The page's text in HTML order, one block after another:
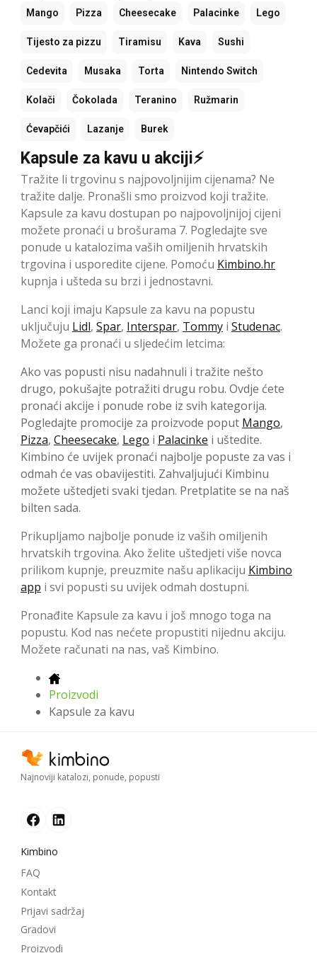
Mango Pizza Cheesecake Palacinke Lego
Tijesto za pizzu Tiramisu Kava Sushi
Cedevita Musaka Torta Nintendo Switch
Kolači Čokolada Teranino Ružmarin
Ćevapčići Lazanje Burek
Kapsule za kavu u akciji⚡
Tražite li trgovinu s najpovoljnijim cijenama? Ne
tražite dalje. Pronašli smo proizvod koji tražite.
Kapsule za kavu dostupan po najpovoljnijoj cijeni
možete pronaći u brošurama 7. Pogledajte sve
ponude u katalozima vaših omiljenih hrvatskih
trgovina i usporedite cijene. Pomoću Kimbino.hr
kupnja i ušteda su brzi i jednostavni.
Lanci koji imaju Kapsule za kavu na popustu
uključuju Lidl, Spar, Interspar, Tommy i Studenac.
Možete ga pronaći u sljedećim letcima:
Ako vas popusti nisu nadahnuli i tražite nešto
drugo, pokušajte potražiti drugu robu. Ovdje ćete
pronaći akcije i ponude robe iz svih kategorija.
Pogledajte promocije za proizvode poput Mango,
Pizza, Cheesecake, Lego i Palacinke i uštedite.
Kimbino će uvijek pronaći najbolje popuste za vas i
odmah će vas obavijestiti. Zahvaljujući Kimbinu
možete uštedjeti svaki tjedan. Pretplatite se na naš
bilten sada.
Prikupljamo najbolje ponude iz vaših omiljenih
hrvatskih trgovina. Ako želite uštedjeti više novca
prilikom kupnje, preuzmite našu aplikaciju Kimbino
app i svi popusti su uvijek odmah dostupni.
Pronađite Kapsule za kavu i još mnogo toga na
popustu. Kod nas nećete propustiti nijednu akciju.
Možete računati na nas, vaš Kimbino.
Proizvodi
Kapsule za kavu
Najnoviji katalozi, ponude, popusti
Kimbino
FAQ
Kontakt
Prijavi sadržaj
Gradovi
Proizvodi